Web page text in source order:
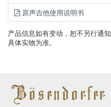
原声吉他使用说明书
产品信息如有变动，恕不另行通
具体实物为准。